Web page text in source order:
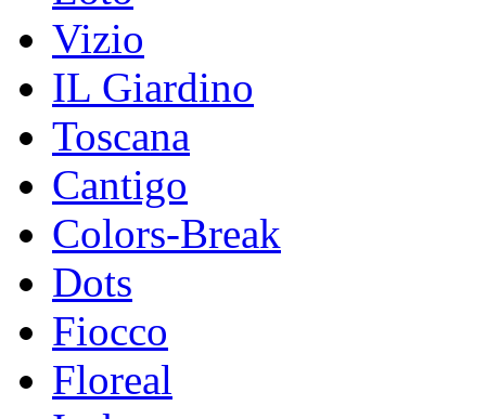
Vizio
IL Giardino
Toscana
Cantigo
Colors-Break
Dots
Fiocco
Floreal